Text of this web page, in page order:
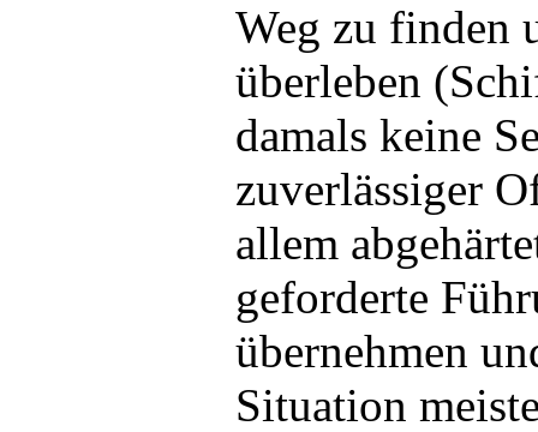
Weg zu finden
überleben
damals keine
zuverlässiger
allem
geforderte
übernehmen
Situation